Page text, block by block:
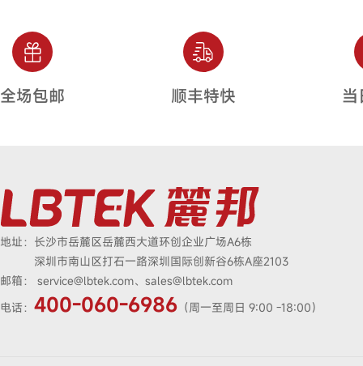
全场包邮 顺丰特快 当
地址： 长沙市岳麓区岳麓西大道环创企业广场A6栋
深圳市南山区打石一路深圳国际创新谷6栋A座2103
邮箱： service@lbtek.com、sales@lbtek.com
电话： 400-060-6986 （周一至周日 9:00 -18:00）